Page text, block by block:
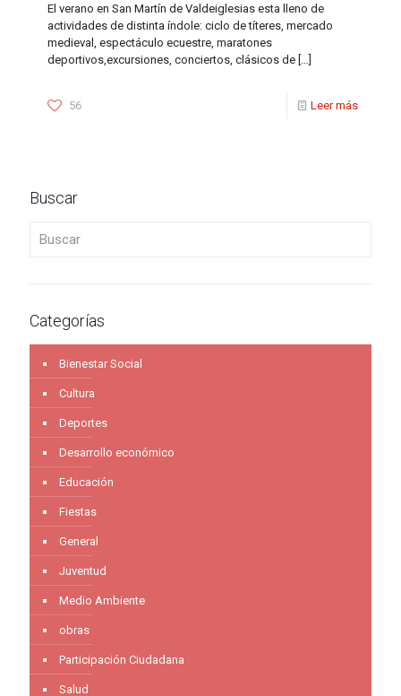
El verano en San Martín de Valdeiglesias esta lleno de
actividades de distinta índole: ciclo de títeres, mercado
medieval, espectáculo ecuestre, maratones
deportivos,excursiones, conciertos, clásicos de […]
56 Leer más
Buscar
Categorías
Bienestar Social
Cultura
Deportes
Desarrollo económico
Educación
Fiestas
General
Juventud
Medio Ambiente
obras
Participación Ciudadana
Salud